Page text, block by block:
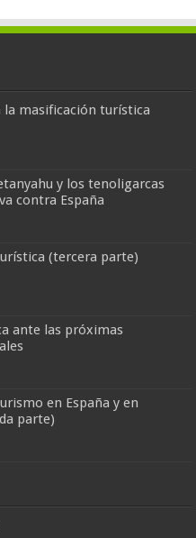
la masificación turística
y los tenoligarcas
contra España
(tercera parte)
ante las próximas
en España y en
parte)